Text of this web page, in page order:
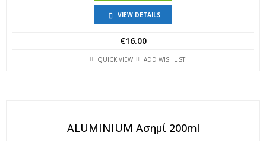
VIEW DETAILS
€16.00
QUICK VIEW ADD WISHLIST
ALUMINIUM Ασημί 200ml